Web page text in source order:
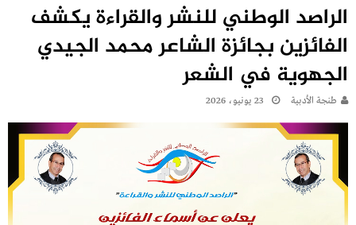
الراصد الوطني للنشر والقراءة يكشف
الفائزين بجائزة الشاعر محمد الجيدي
الجهوية في الشعر
طنجة الأدبية 23 يونيو، 2026